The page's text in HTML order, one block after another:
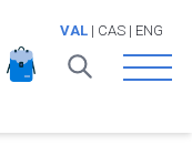
VAL| CAS| ENG
Open